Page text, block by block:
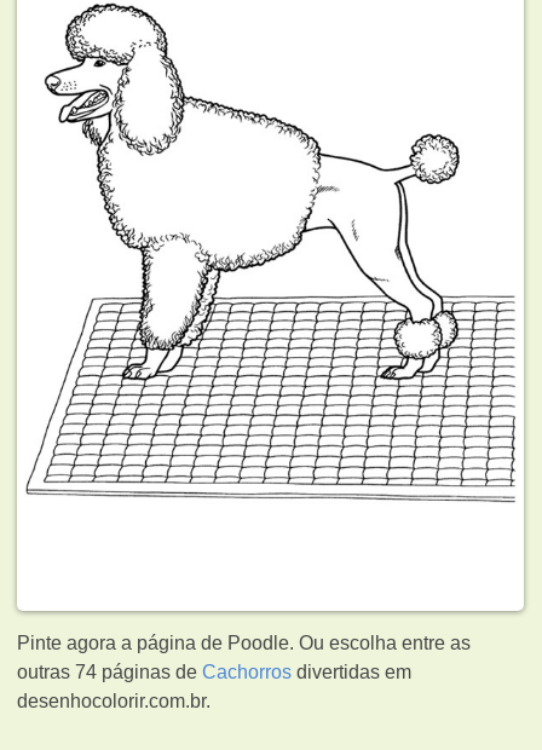
Pinte agora a página de Poodle. Ou escolha entre as
outras 74 páginas deCachorros divertidas em
desenhocolorir.com.br.